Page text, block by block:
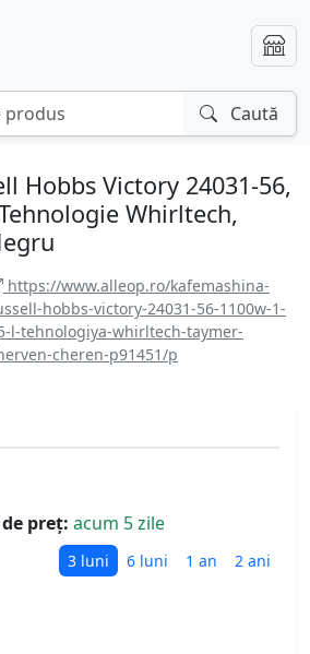
Caută
Hobbs Victory 24031-56,
Whirltech,
https://www.alleop.ro/kafemashina-
hobbs-victory-24031-56-1100w-1-
l-tehnologiya-whirltech-taymer-
cheren-p91451/p
preț: acum 5 zile
3 luni 6 luni 1 an 2 ani